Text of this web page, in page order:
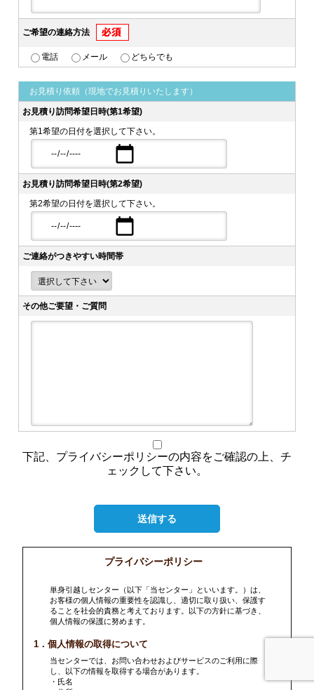
ご希望の連絡方法
電話 メール どちらでも
お見積り依頼（現地でお見積りいたします）
お見積り訪問希望日時(第1希望)
第1希望の日付を選択して下さい。
お見積り訪問希望日時(第2希望)
第2希望の日付を選択して下さい。
ご連絡がつきやすい時間帯
その他ご要望・ご質問
下記、プライバシーポリシーの内容をご確認の上、チ
ェックして下さい。
送信する
プライバシーポリシー
単身引越しセンター（以下「当センター」といいます。）は、
お客様の個人情報の重要性を認識し、適切に取り扱い、保護す
ることを社会的責務と考えております。以下の方針に基づき、
個人情報の保護に努めます。
1．個人情報の取得について
当センターでは、お問い合わせおよびサービスのご利用に際
し、以下の情報を取得する場合があります。
・氏名